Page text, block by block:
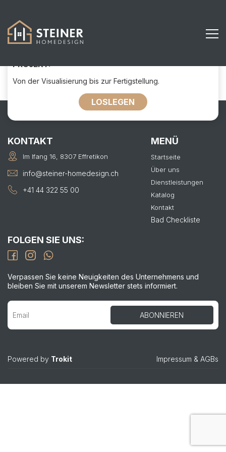
PROJEKT:
Von der Visualisierung bis zur Fertigstellung.
LOSLEGEN
KONTAKT
Im Ifang 16, 8307 Effretikon
info@steiner-homedesign.ch
+41 44 322 55 00
MENÜ
Startseite
Über uns
Dienstleistungen
Katalog
Kontakt
Bad Checkliste
FOLGEN SIE UNS:
Verpassen Sie keine Neuigkeiten des Unternehmens und
bleiben Sie mit unserem Newsletter stets informiert.
Powered by Trokit Impressum & AGBs